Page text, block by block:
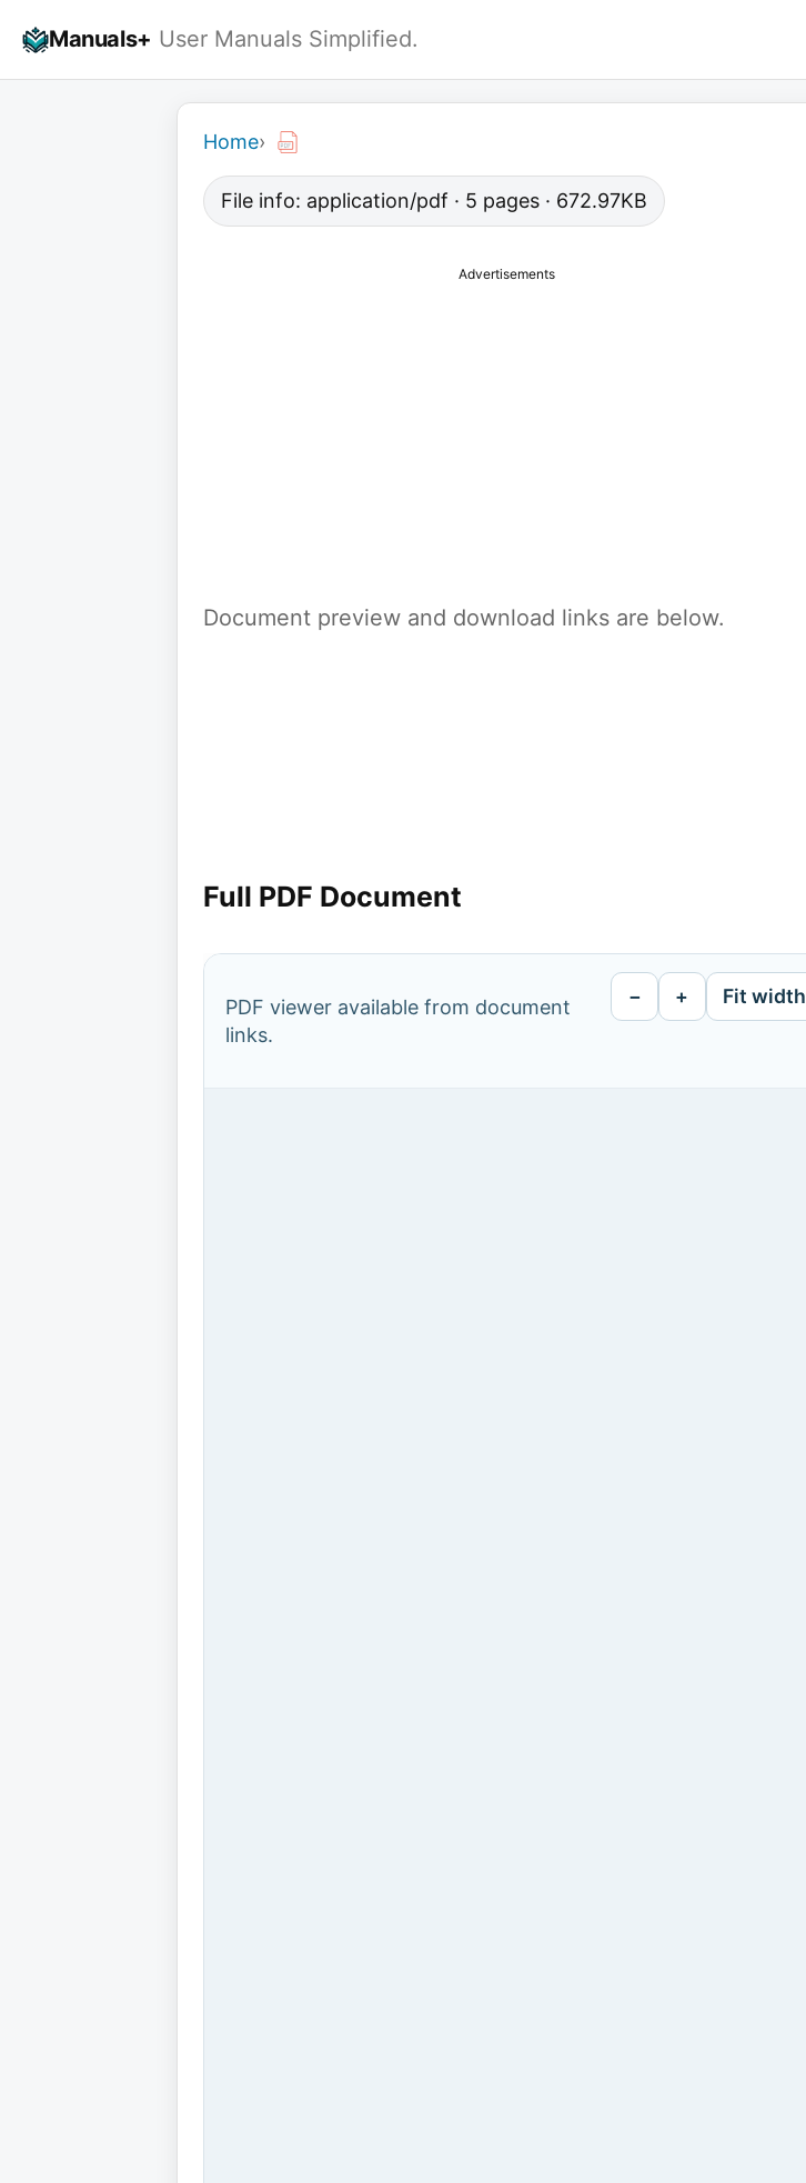
Manuals+ User Manuals Simplified.
Home›
File info: application/pdf · 5 pages · 672.97KB
Advertisements
Document preview and download links are below.
Full PDF Document
PDF viewer available from document
links.
− + Fit width